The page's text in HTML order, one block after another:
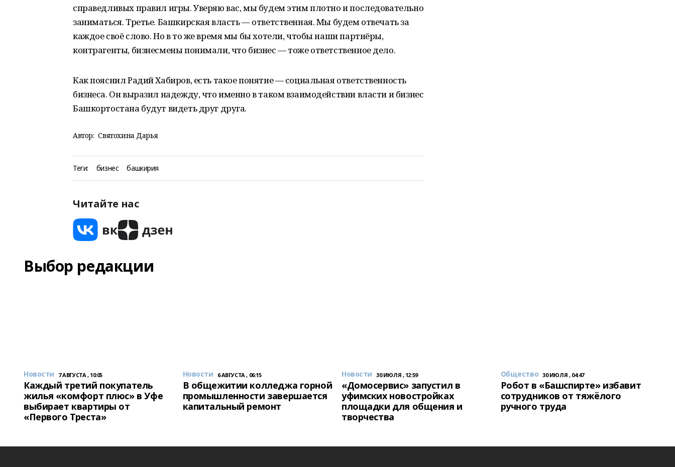
справедливых правил игры. Уверяю вас, мы будем этим плотно и последовательно
заниматься. Третье. Башкирская власть — ответственная. Мы будем отвечать за
каждое своё слово. Но в то же время мы бы хотели, чтобы наши партнёры,
контрагенты, бизнесмены понимали, что бизнес — тоже ответственное дело.
Как пояснил Радий Хабиров, есть такое понятие — социальная ответственность
бизнеса. Он выразил надежду, что именно в таком взаимодействии власти и бизнес
Башкортостана будут видеть друг друга.
Автор: Святохина Дарья
Теги: бизнес башкирия
Читайте нас
Выбор редакции
Новости 7 АВГУСТА , 10:05
Каждый третий покупатель
жилья «комфорт плюс» в Уфе
выбирает квартиры от
«Первого Треста»
Новости 6 АВГУСТА , 06:15
В общежитии колледжа горной
промышленности завершается
капитальный ремонт
Новости 30 ИЮЛЯ , 12:59
«Домосервис» запустил в
уфимских новостройках
площадки для общения и
творчества
Общество 30 ИЮЛЯ , 04:47
Робот в «Башспирте» избавит
сотрудников от тяжёлого
ручного труда